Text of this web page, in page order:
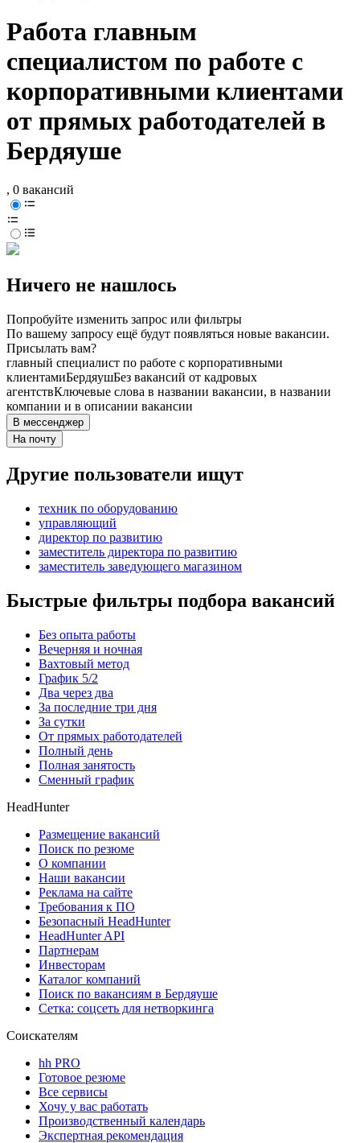
Работа главным
специалистом по работе с
корпоративными клиентами
от прямых работодателей в
Бердяуше
, 0 вакансий
Ничего не нашлось
Попробуйте изменить запрос или фильтры
По вашему запросу ещё будут появляться новые вакансии.
Присылать вам?
главный специалист по работе с корпоративными
клиентамиБердяушБез вакансий от кадровых
агентствКлючевые слова в названии вакансии, в названии
компании и в описании вакансии
В мессенджер
На почту
Другие пользователи ищут
техник по оборудованию
управляющий
директор по развитию
заместитель директора по развитию
заместитель заведующего магазином
Быстрые фильтры подбора вакансий
Без опыта работы
Вечерняя и ночная
Вахтовый метод
График 5/2
Два через два
За последние три дня
За сутки
От прямых работодателей
Полный день
Полная занятость
Сменный график
HeadHunter
Размещение вакансий
Поиск по резюме
О компании
Наши вакансии
Реклама на сайте
Требования к ПО
Безопасный HeadHunter
HeadHunter API
Партнерам
Инвесторам
Каталог компаний
Поиск по вакансиям в Бердяуше
Сетка: соцсеть для нетворкинга
Соискателям
hh PRO
Готовое резюме
Все сервисы
Хочу у вас работать
Производственный календарь
Экспертная рекомендация